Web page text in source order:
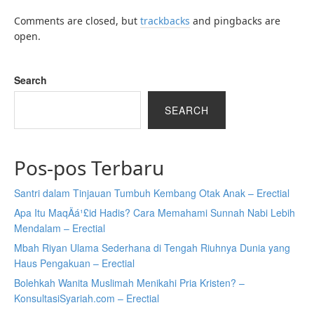
Comments are closed, but trackbacks and pingbacks are
open.
Search
SEARCH
Pos-pos Terbaru
Santri dalam Tinjauan Tumbuh Kembang Otak Anak – Erectial
Apa Itu MaqÄá¹£id Hadis? Cara Memahami Sunnah Nabi Lebih
Mendalam – Erectial
Mbah Riyan Ulama Sederhana di Tengah Riuhnya Dunia yang
Haus Pengakuan – Erectial
Bolehkah Wanita Muslimah Menikahi Pria Kristen? –
KonsultasiSyariah.com – Erectial